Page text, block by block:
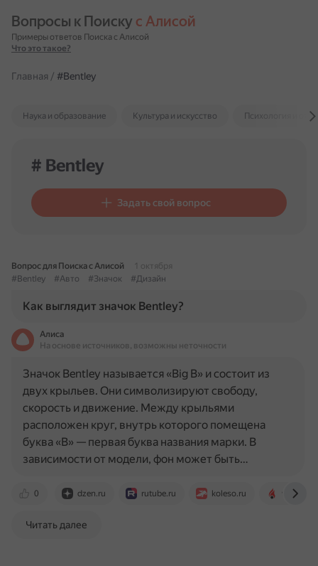
Вопросы к Поиску с Алисой
Примеры ответов Поиска с Алисой
Что это такое?
Главная / #Bentley
Наука и образование Культура и искусство Психология и
# Bentley
Задать свой вопрос
Вопрос для Поиска с Алисой
1 октября
#Bentley
#Авто #Значок #Дизайн
Как выглядит значок Bentley?
Алиса
На основе источников, возможны неточности
0 dzen.ru rutube.ru koleso.ru
Значок Bentley называется «Big B» и состоит из
двух крыльев. Они символизируют свободу,
скорость и движение. Между крыльями
расположен круг, внутрь которого помещена
буква «B» — первая буква названия марки. В
зависимости от модели, фон может быть…
Читать далее